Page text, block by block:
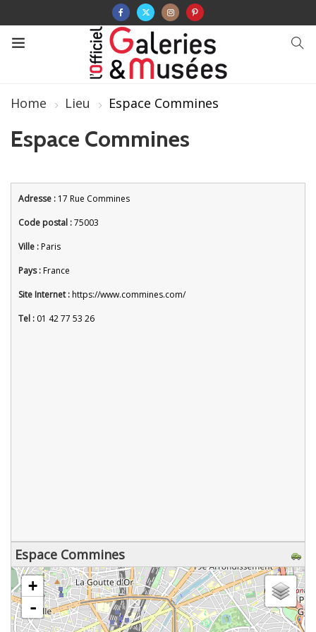
Home Lieu Espace Commines
Espace Commines
Adresse : 17 Rue Commines
Code postal :75003
Ville :Paris
Pays :France
Site Internet :https://www.commines.com/
Tel : 01 42 77 53 26
Espace Commines
chargement de la carte - veuillez patienter...
+
-